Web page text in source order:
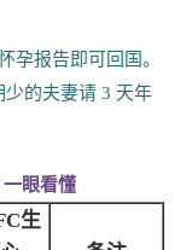
孕报告即可回国。
少的夫妻请 3 天年
眼看懂
生